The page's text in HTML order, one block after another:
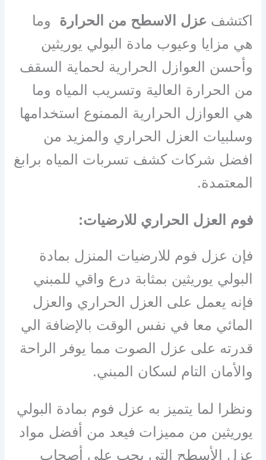
اكتشف عزل الاسطح من الحرارة
وما
هي مزايا وعيوب مادة البولي يوريثين
وأحسن العوازل الحرارية لحماية السقف
من الحرارة العالية وتسريب المياه وما
هي العوازل الحرارية الممنوع استخدامها
وسلبيات العزل الحراري والمزيد من
افضل شركات كشف تسربات المياه برابغ
المعتمدة.
فوم العزل الحراري للارضيات:
فإن عزل فوم للارضيات المنزل بمادة
البولي يوريثين بمثابة درع واقي للمبني
فإنه يعمل على العزل الحراري والعزل
المائي معا في نفس الوقت بالإضافة الي
قدرته على عزل الصوت مما يوفر الراحة
والأمان التام لسكان المبني.
ونظرا لما يتميز به عزل فوم بمادة البولي
يوريثين من مميزات فيعد من أفضل مواد
عزل الأسطح التي يجب على أصحاب